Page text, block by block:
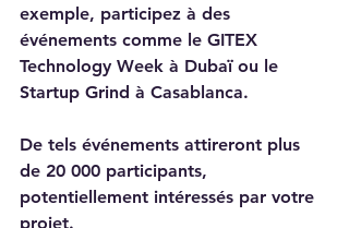
exemple, participez à des
événements comme le GITEX
Technology Week à Dubaï ou le
Startup Grind à Casablanca.
De tels événements attireront plus
de 20 000 participants,
potentiellement intéressés par votre
projet.